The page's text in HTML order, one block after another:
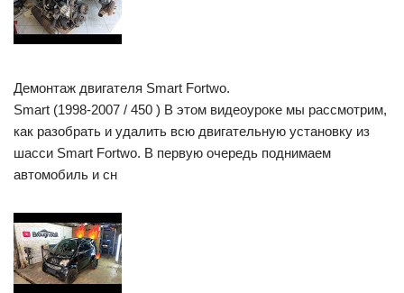
Демонтаж двигателя Smart Fortwo.
Smart (1998-2007 / 450 ) В этом видеоуроке мы рассмотрим,
как разобрать и удалить всю двигательную установку из
шасси Smart Fortwo. В первую очередь поднимаем
автомобиль и сн